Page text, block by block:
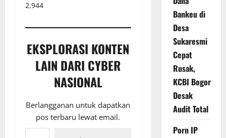
2,944
EKSPLORASI KONTEN
LAIN DARI CYBER
NASIONAL
Berlangganan untuk dapatkan
pos terbaru lewat email.
Ketikkan email Anda...
Bankeu di
Desa
Sukaresmi
Cepat
Rusak,
KCBI Bogor
Desak
Audit Total
Porn IP